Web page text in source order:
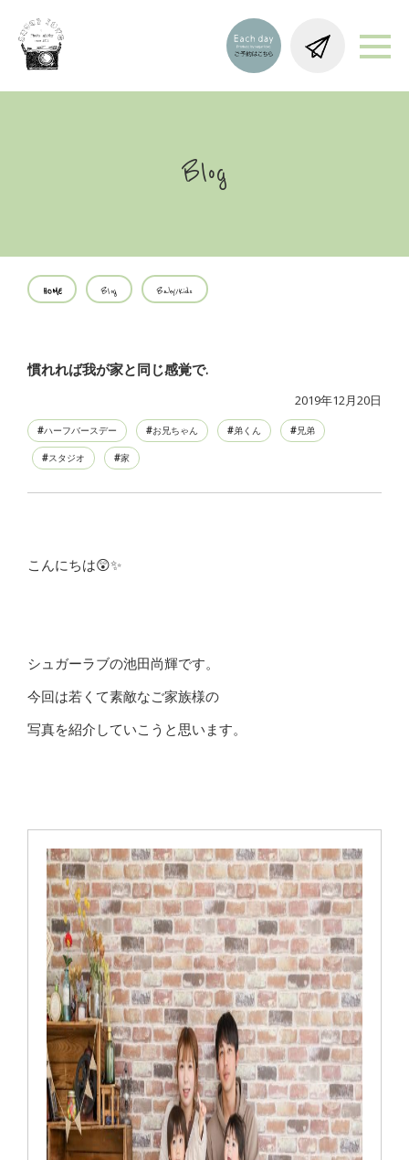
Blog
HOME Blog Baby/Kids
慣れれば我が家と同じ感覚で.
2019年12月20日
ハーフバースデー お兄ちゃん 弟くん 兄弟
スタジオ 家
こんにちは😲✨
シュガーラブの池田尚輝です。
今回は若くて素敵なご家族様の
写真を紹介していこうと思います。